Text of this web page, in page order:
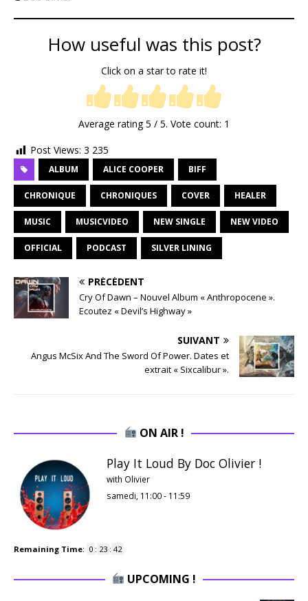
How useful was this post?
Click on a star to rate it!
Average rating5 / 5. Vote count: 1
Post Views: 3 235
ALBUM ALICE COOPER BIFF
CHRONIQUE CHRONIQUES COVER HEALER
MUSIC MUSICVIDEO NEW SINGLE NEW VIDEO
OFFICIAL PODCAST SILVER LINING
PRÉCÉDENT
Cry Of Dawn – Nouvel Album « Anthropocene ».
Ecoutez « Devil’s Highway »
SUIVANT
Angus McSix And The Sword Of Power. Dates et
extrait « Sixcalibur ».
ON AIR !
Play It Loud By Doc Olivier !
with Olivier
samedi, 11:00- 11:59
Remaining Time: 0 : 23 : 41
UPCOMING !